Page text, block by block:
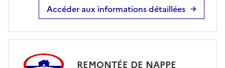
Accéder aux informations détaillées
REMONTÉE DE NAPPE